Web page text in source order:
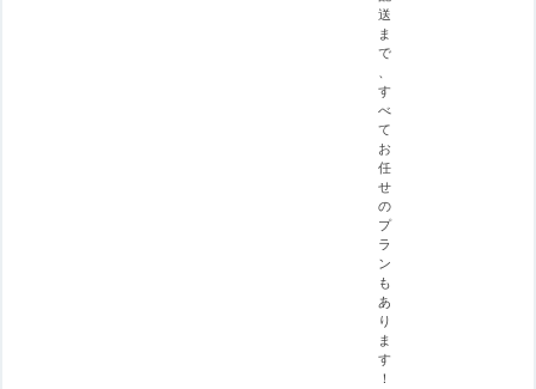
送
ま
で
、
す
べ
て
お
任
せ
の
プ
ラ
ン
も
あ
り
ま
す
！